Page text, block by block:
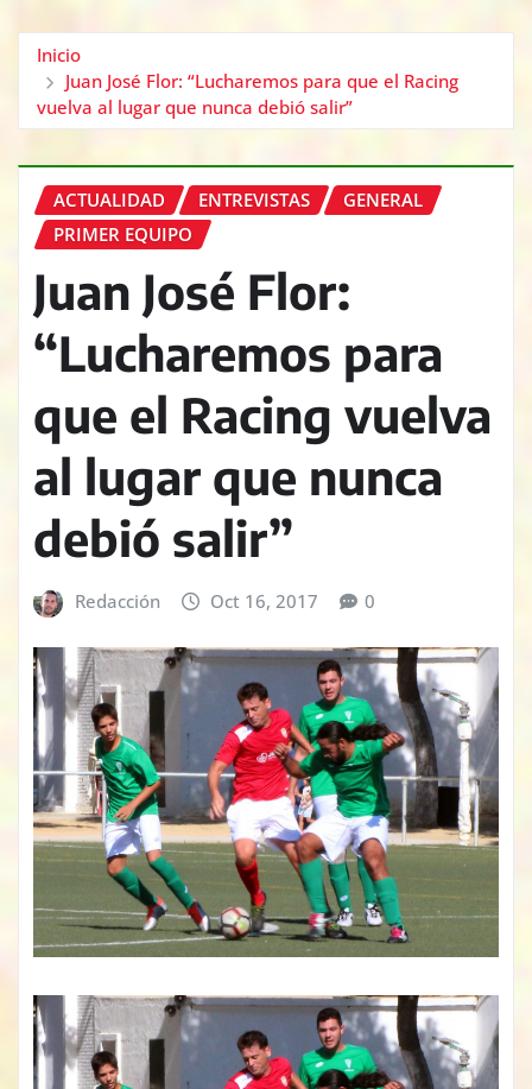
Inicio
Juan José Flor: “Lucharemos para que el Racing
vuelva al lugar que nunca debió salir”
ACTUALIDAD ENTREVISTAS
GENERAL
PRIMER EQUIPO
Juan José Flor:
“Lucharemos para
que el Racing vuelva
al lugar que nunca
debió salir”
Redacción Oct 16, 2017 0